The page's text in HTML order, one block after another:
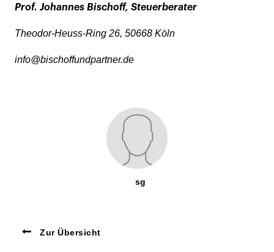
Prof. Johannes Bischoff, Steuerberater
Theodor-Heuss-Ring 26, 50668 Köln
info@bischoffundpartner.de
sg
Zur Übersicht